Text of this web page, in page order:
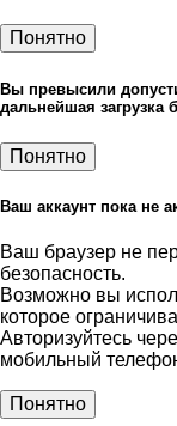
Понятно
Вы превысили
дальнейшая загрузка
Понятно
Ваш аккаунт пока не
Ваш браузер не
безопасность.
Возможно вы
которое
Авторизуйтесь
мобильный
Понятно